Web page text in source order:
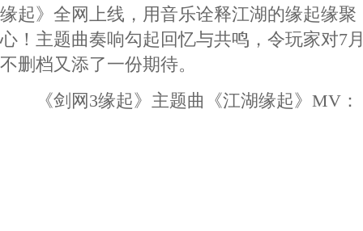
缘起》全网上线，用音乐诠释江湖的缘起缘
心！主题曲奏响勾起回忆与共鸣，令玩家对7
不删档又添了一份期待。
《剑网3缘起》主题曲《江湖缘起》MV：